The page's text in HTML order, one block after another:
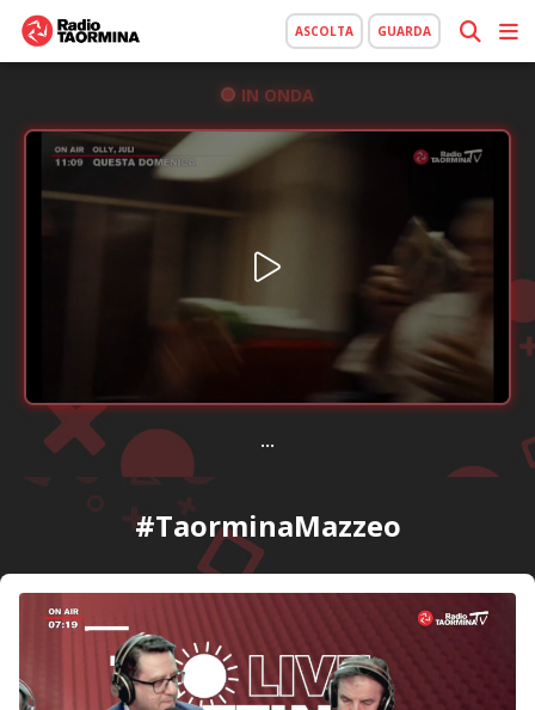
ASCOLTA GUARDA
IN ONDA
...
#TaorminaMazzeo